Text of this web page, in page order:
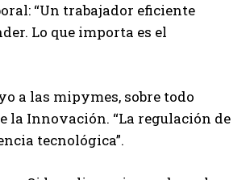
“Un trabajador eficiente
Lo que importa es el
a las mipymes, sobre todo
la Innovación. “La regulación de
tecnológica”.